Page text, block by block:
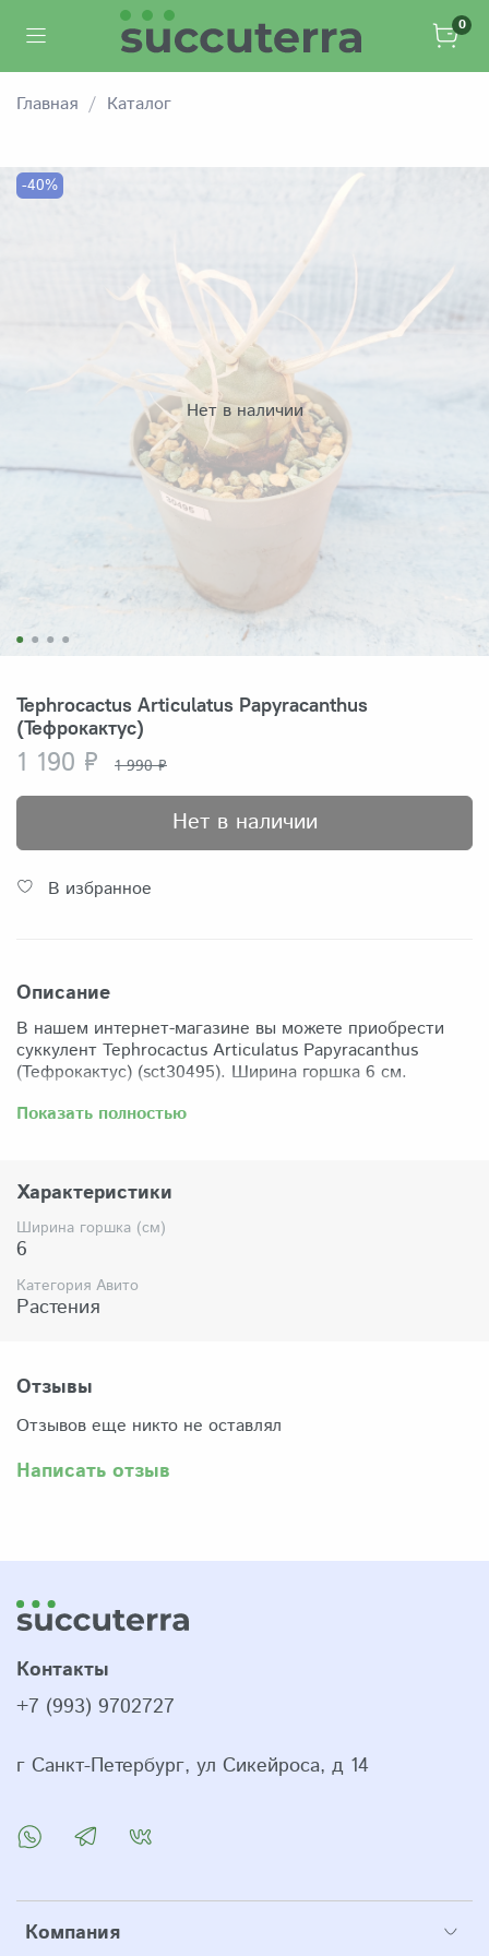
0
Главная Каталог
Нет в наличии
-40%
Tephrocactus Articulatus Papyracanthus
(Тефрокактус)
1 190 ₽ 1 990 ₽
Нет в наличии
В избранное
Описание
В нашем интернет-магазине вы можете приобрести
суккулент Tephrocactus Articulatus Papyracanthus
(Тефрокактус) (sct30495). Ширина горшка 6 см.
Забрать растение можно самовывозом из нашего
по России осуществляется через Яндекс-доставку или
СДЭК.
Комплектация:
Растение (отправляется с открытой корневой
системой, это норма для всех суккулентов, они
Показать полностью
Характеристики
Ширина горшка (см)
6
Категория Авито
Растения
Отзывы
Отзывов еще никто не оставлял
Написать отзыв
Компания
Контакты
+7 (993) 9702727
г Санкт-Петербург, ул Сикейроса, д 14